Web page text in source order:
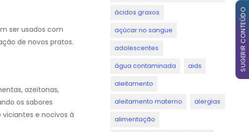
ser usados com
de novos pratos.
azeitonas,
os sabores
e nocivos à
ácidos graxos
açúcar no sangue
adolescentes
água contaminada aids
aleitamento
aleitamento materno alergias
alimentação
SUGERIR CONTEÚDO